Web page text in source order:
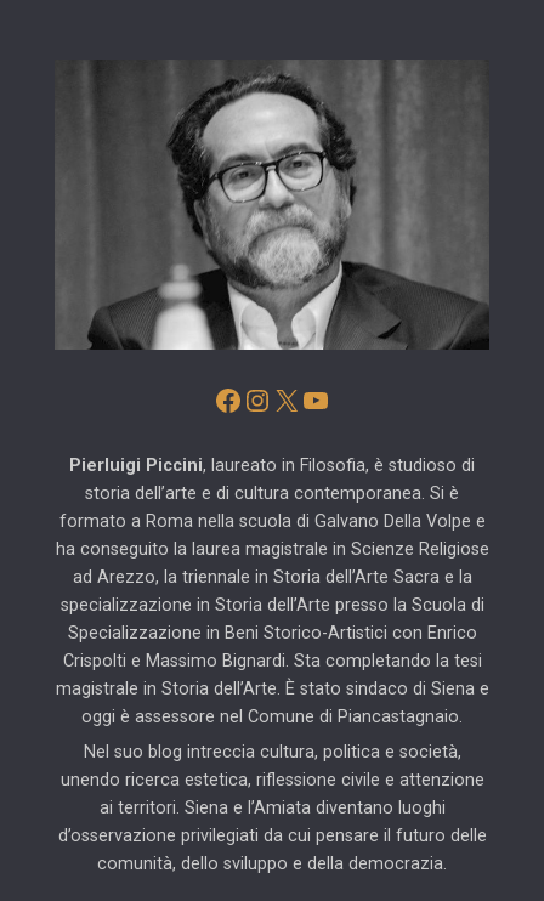
Facebook
Instagram
X YouTube
Pierluigi Piccini, laureato in Filosofia, è studioso di
storia dell’arte e di cultura contemporanea. Si è
formato a Roma nella scuola di Galvano Della Volpe e
ha conseguito la laurea magistrale in Scienze Religiose
ad Arezzo, la triennale in Storia dell’Arte Sacra e la
specializzazione in Storia dell’Arte presso la Scuola di
Specializzazione in Beni Storico-Artistici con Enrico
Crispolti e Massimo Bignardi. Sta completando la tesi
magistrale in Storia dell’Arte. È stato sindaco di Siena e
oggi è assessore nel Comune di Piancastagnaio.
Nel suo blog intreccia cultura, politica e società,
unendo ricerca estetica, riflessione civile e attenzione
ai territori. Siena e l’Amiata diventano luoghi
d’osservazione privilegiati da cui pensare il futuro delle
comunità, dello sviluppo e della democrazia.